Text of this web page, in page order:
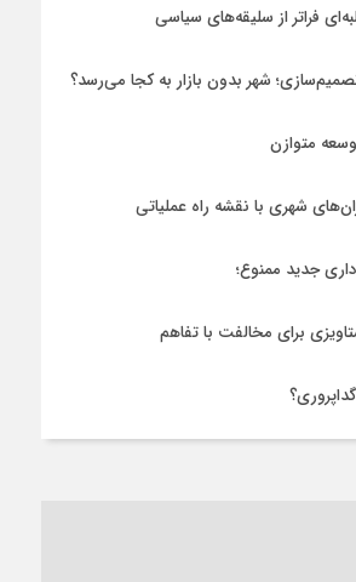
فراتر از سلیقه‌های سیاسی
شهر بدون بازار به کجا می‌رسد؟
متوازن
شهری با نقشه راه عملیاتی
جدید ممنوع؛
برای مخالفت با تفاهم